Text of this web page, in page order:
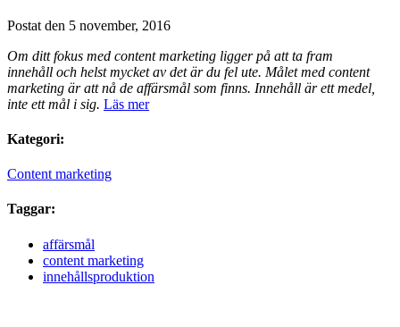
Postat den 5 november, 2016
Om ditt fokus med content marketing ligger på att ta fram
innehåll och helst mycket av det är du fel ute. Målet med content
marketing är att nå de affärsmål som finns. Innehåll är ett medel,
inte ett mål i sig. Läs mer
Kategori:
Content marketing
Taggar:
affärsmål
content marketing
innehållsproduktion